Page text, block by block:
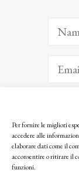
Per fornire le migliori
accedere alle
elaborare dati come il
acconsentire o ritirare il
funzioni.
Facendo clic per
seguendo la nostra
© 2025 Istituto